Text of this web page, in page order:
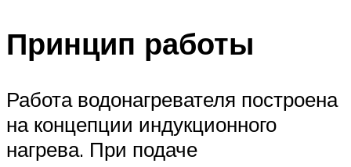
Принцип работы
Работа водонагревателя построена
на концепции индукционного
нагрева. При подаче